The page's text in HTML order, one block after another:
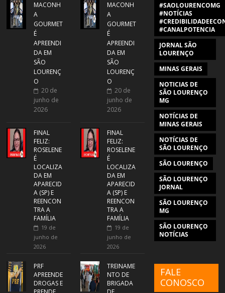
MACONH
A
GOURMET
É
APREENDI
DA EM
SÃO
LOURENÇ
O
20 de
junho de
2026
FINAL
FELIZ:
ROSELENE
É
LOCALIZA
DA EM
APARECID
A (SP) E
REENCON
TRA A
FAMÍLIA
19 de
junho de
2026
PRF
APREENDE
DROGAS E
MACONH
A
GOURMET
É
APREENDI
DA EM
SÃO
LOURENÇ
O
20 de
junho de
2026
FINAL
FELIZ:
ROSELENE
É
LOCALIZA
DA EM
APARECID
A (SP) E
REENCON
TRA A
FAMÍLIA
19 de
junho de
2026
TREINAME
NTO DE
BRIGADA
#SAOLOURENCOMG
#NOTÍCIAS
#CANALPOTENCIA
JORNAL SÃO
LOURENÇO
MINAS GERAIS
NOTICIAS DE
SÃO LOURENÇO
MG
NOTÍCIAS DE
MINAS GERAIS
NOTÍCIAS DE
SÃO LOURENÇO
SÃO LOURENÇO
SÃO LOURENÇO
JORNAL
SÃO LOURENÇO
MG
SÃO LOURENÇO
NOTÍCIAS
FALE
CONOSCO